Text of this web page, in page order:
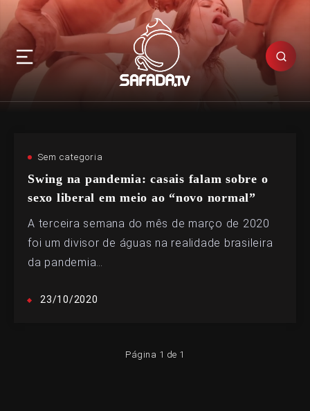
Sem categoria
Swing na pandemia: casais falam sobre o
sexo liberal em meio ao “novo normal”
A terceira semana do mês de março de 2020
foi um divisor de águas na realidade brasileira
da pandemia…
23/10/2020
Página 1 de 1